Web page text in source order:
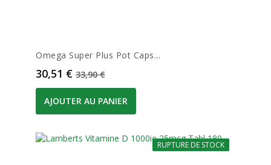
Omega Super Plus Pot Caps...
Prix
30,51 € Prix de base
33,90 €
AJOUTER AU PANIER
-10%
RUPTURE DE STOCK